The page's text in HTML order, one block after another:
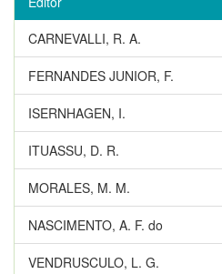
CARNEVALLI, R. A.
FERNANDES JUNIOR, F.
ISERNHAGEN, I.
ITUASSU, D. R.
MORALES, M. M.
NASCIMENTO, A. F. do
VENDRUSCULO, L. G.